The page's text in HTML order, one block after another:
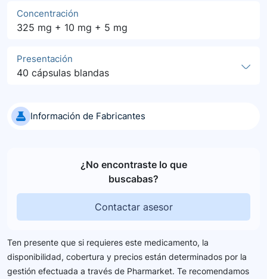
Concentración
325 mg + 10 mg + 5 mg
Presentación
40 cápsulas blandas
Información de Fabricantes
¿No encontraste lo que
buscabas?
Contactar asesor
Ten presente que si requieres este medicamento, la
disponibilidad, cobertura y precios están determinados por la
gestión efectuada a través de Pharmarket. Te recomendamos